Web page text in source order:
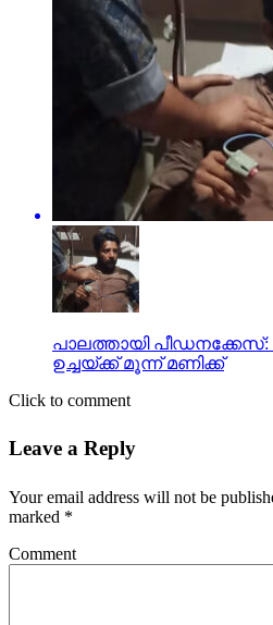
പാലത്തായി പീഡനക്കേസ്:
ഉച്ചയ്ക്ക് മൂന്ന് മണിക്ക്
Click to comment
Leave a Reply
Your email address will not be
marked *
Comment